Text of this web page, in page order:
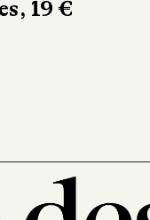
19 €